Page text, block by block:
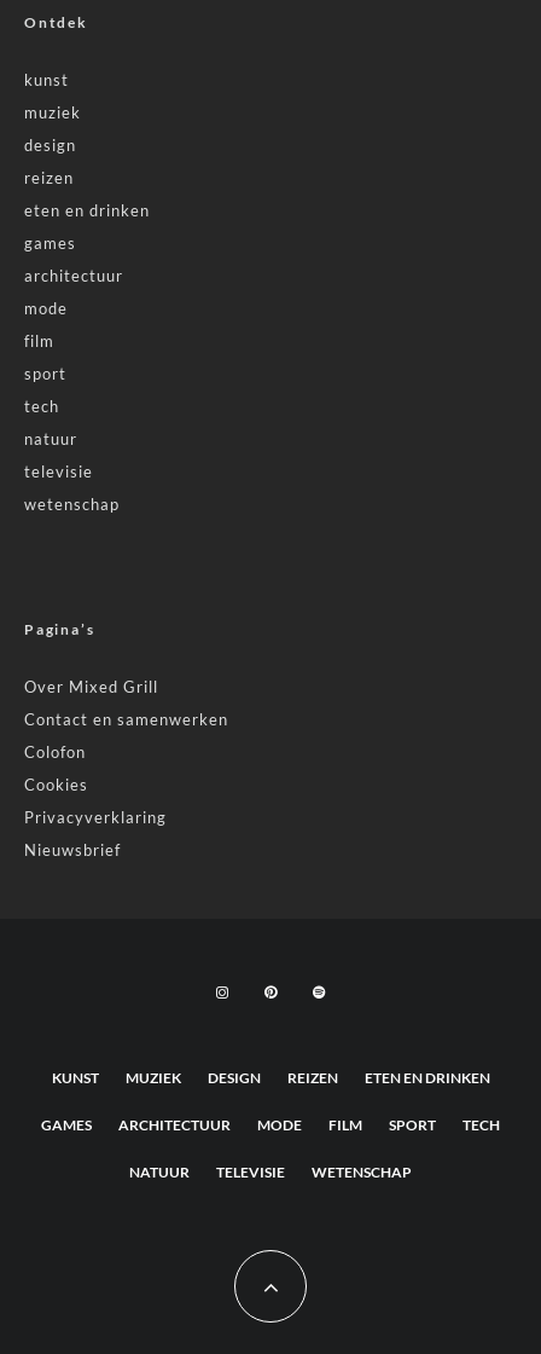
Ontdek
kunst
muziek
design
reizen
eten en drinken
games
architectuur
mode
film
sport
tech
natuur
televisie
wetenschap
Pagina’s
Over Mixed Grill
Contact en samenwerken
Colofon
Cookies
Privacyverklaring
Nieuwsbrief
KUNST MUZIEK DESIGN REIZEN ETEN EN DRINKEN
GAMES ARCHITECTUUR MODE FILM SPORT TECH
NATUUR TELEVISIE WETENSCHAP